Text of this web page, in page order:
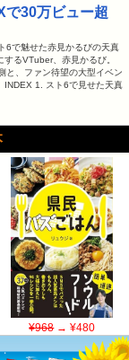
で30万ビュー超
6で魅せた赤見かるびの天真
るVTuber、赤見かるび。
と、ファン待望の大型イベン
INDEX 1. スト6で見せた天真
¥968→ ¥480